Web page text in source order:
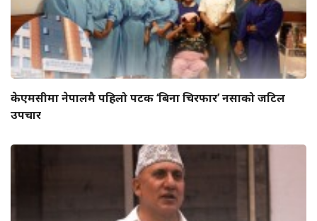
केएमसीमा नेपालमै पहिलो पटक ‘बिना चिरफार’ नसाको जटिल
उपचार